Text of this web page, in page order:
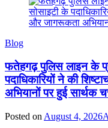
Blog
फतेहगढ़ पुलिस लाइन के
पदाधिकारियों ने की
अभियानों पर हुई सार्थक
Posted on August 4, 2026